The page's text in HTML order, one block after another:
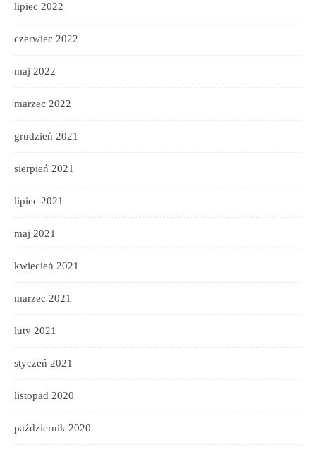
lipiec 2022
czerwiec 2022
maj 2022
marzec 2022
grudzień 2021
sierpień 2021
lipiec 2021
maj 2021
kwiecień 2021
marzec 2021
luty 2021
styczeń 2021
listopad 2020
październik 2020